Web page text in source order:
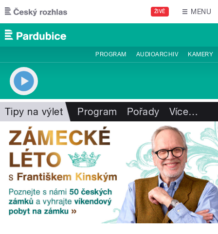
Přejít k hlavnímu obsahu
ŽIVĚ MENU
PROGRAM AUDIOARCHIV KAMERY
Tipy na výlet Program Pořady Více…